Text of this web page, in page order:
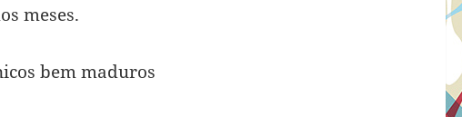
meses.
bem maduros